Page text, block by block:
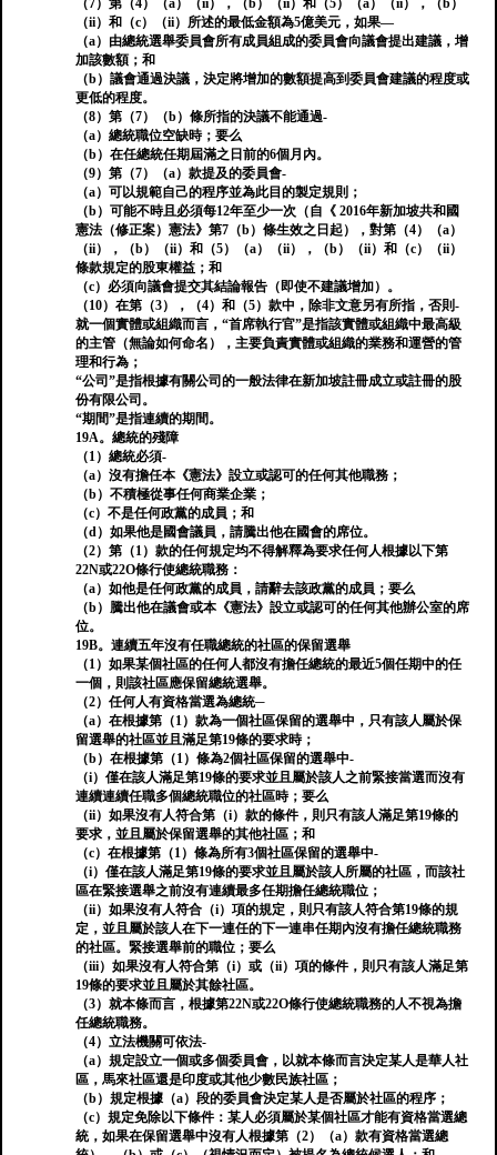
（7）第（4）（a）（ii），（b）（ii）和（5）（a）（ii），（b）
（ii）和（c）（ii）所述的最低金額為5億美元，如果—
（a）由總統選舉委員會所有成員組成的委員會向議會提出建議，增
加該數額；和
（b）議會通過決議，決定將增加的數額提高到委員會建議的程度或
更低的程度。
（8）第（7）（b）條所指的決議不能通過-
（a）總統職位空缺時；要么
（b）在任總統任期屆滿之日前的6個月內。
（9）第（7）（a）款提及的委員會-
（a）可以規範自己的程序並為此目的製定規則；
（b）可能不時且必須每12年至少一次（自《 2016年新加坡共和國
憲法（修正案）憲法》第7（b）條生效之日起），對第（4）（a）
（ii），（b）（ii）和（5）（a）（ii），（b）（ii）和（c）（ii）
條款規定的股東權益；和
（c）必須向議會提交其結論報告（即使不建議增加）。
（10）在第（3），（4）和（5）款中，除非文意另有所指，否則-
就一個實體或組織而言，“首席執行官”是指該實體或組織中最高級
的主管（無論如何命名），主要負責實體或組織的業務和運營的管
理和行為；
“公司”是指根據有關公司的一般法律在新加坡註冊成立或註冊的股
份有限公司。
“期間”是指連續的期間。
19A。總統的殘障
（1）總統必須-
（a）沒有擔任本《憲法》設立或認可的任何其他職務；
（b）不積極從事任何商業企業；
（c）不是任何政黨的成員；和
（d）如果他是國會議員，請騰出他在國會的席位。
（2）第（1）款的任何規定均不得解釋為要求任何人根據以下第
22N或22O條行使總統職務：
（a）如他是任何政黨的成員，請辭去該政黨的成員；要么
（b）騰出他在議會或本《憲法》設立或認可的任何其他辦公室的席
位。
19B。連續五年沒有任職總統的社區的保留選舉
（1）如果某個社區的任何人都沒有擔任總統的最近5個任期中的任
一個，則該社區應保留總統選舉。
（2）任何人有資格當選為總統─
（a）在根據第（1）款為一個社區保留的選舉中，只有該人屬於保
留選舉的社區並且滿足第19條的要求時；
（b）在根據第（1）條為2個社區保留的選舉中-
（i）僅在該人滿足第19條的要求並且屬於該人之前緊接當選而沒有
連續連續任職多個總統職位的社區時；要么
（ii）如果沒有人符合第（i）款的條件，則只有該人滿足第19條的
要求，並且屬於保留選舉的其他社區；和
（c）在根據第（1）條為所有3個社區保留的選舉中-
（i）僅在該人滿足第19條的要求並且屬於該人所屬的社區，而該社
區在緊接選舉之前沒有連續最多任期擔任總統職位；
（ii）如果沒有人符合（i）項的規定，則只有該人符合第19條的規
定，並且屬於該人在下一連任的下一連串任期內沒有擔任總統職務
的社區。緊接選舉前的職位；要么
（iii）如果沒有人符合第（i）或（ii）項的條件，則只有該人滿足第
19條的要求並且屬於其餘社區。
（3）就本條而言，根據第22N或22O條行使總統職務的人不視為擔
任總統職務。
（4）立法機關可依法-
（a）規定設立一個或多個委員會，以就本條而言決定某人是華人社
區，馬來社區還是印度或其他少數民族社區；
（b）規定根據（a）段的委員會決定某人是否屬於社區的程序；
（c）規定免除以下條件：某人必須屬於某個社區才能有資格當選總
統，如果在保留選舉中沒有人根據第（2）（a）款有資格當選總